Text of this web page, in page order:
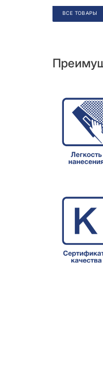
Складская
ВСЕ ТОВАРЫ